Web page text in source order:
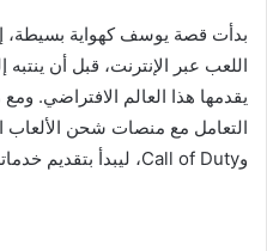
ا
بدأت قصة يوسف كهواية
اللعب عبر الإنترنت، قبل أن
يقدمها هذا العالم الافتراضي.
وCall of Duty، ليبدأ بتقديم خدماته لأصدقائه مقابل مبالغ رمزية.